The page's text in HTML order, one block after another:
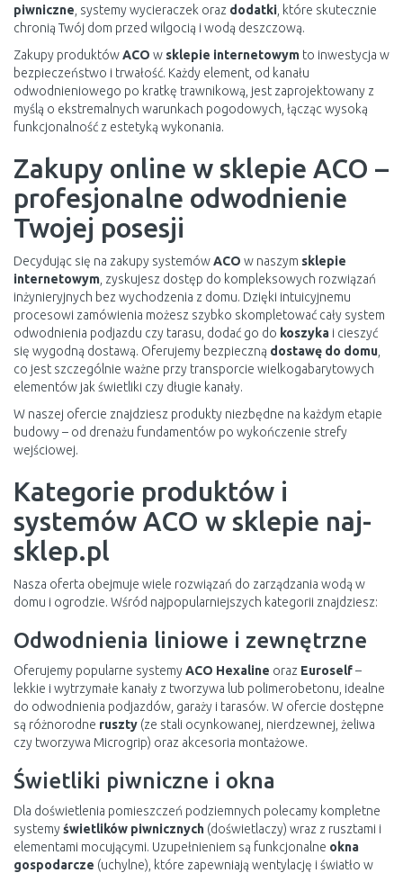
piwniczne , systemy wycieraczek oraz dodatki , które skutecznie
chronią Twój dom przed wilgocią i wodą deszczową.
Zakupy produktówACO w sklepie internetowym to inwestycja w
bezpieczeństwo i trwałość. Każdy element, od kanału
odwodnieniowego po kratkę trawnikową, jest zaprojektowany z
myślą o ekstremalnych warunkach pogodowych, łącząc wysoką
funkcjonalność z estetyką wykonania.
Zakupy online w sklepie ACO –
profesjonalne odwodnienie
Twojej posesji
Decydując się na zakupy systemówACO w naszym sklepie
internetowym , zyskujesz dostęp do kompleksowych rozwiązań
inżynieryjnych bez wychodzenia z domu. Dzięki intuicyjnemu
procesowi zamówienia możesz szybko skompletować cały system
odwodnienia podjazdu czy tarasu, dodać go do koszyka i cieszyć
się wygodną dostawą. Oferujemy bezpieczną dostawę do domu
co jest szczególnie ważne przy transporcie wielkogabarytowych
elementów jak świetliki czy długie kanały.
W naszej ofercie znajdziesz produkty niezbędne na każdym etapie
budowy – od drenażu fundamentów po wykończenie strefy
wejściowej.
Kategorie produktów i
systemów ACO w sklepie naj-
sklep.pl
Nasza oferta obejmuje wiele rozwiązań do zarządzania wodą w
domu i ogrodzie. Wśród najpopularniejszych kategorii znajdziesz:
Odwodnienia liniowe i zewnętrzne
Oferujemy popularne systemyACO Hexaline oraz Euroself–
lekkie i wytrzymałe kanały z tworzywa lub polimerobetonu, idealne
do odwodnienia podjazdów, garaży i tarasów. W ofercie dostępne
są różnorodne ruszty (ze stali ocynkowanej, nierdzewnej, żeliwa
czy tworzywa Microgrip) oraz akcesoria montażowe.
Świetliki piwniczne i okna
Dla doświetlenia pomieszczeń podziemnych polecamy kompletne
systemyświetlików piwnicznych (doświetlaczy) wraz z rusztami i
elementami mocującymi. Uzupełnieniem są funkcjonalne okna
gospodarcze (uchylne), które zapewniają wentylację i światło w